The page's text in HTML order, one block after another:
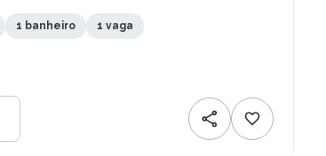
1 banheiro 1 vaga